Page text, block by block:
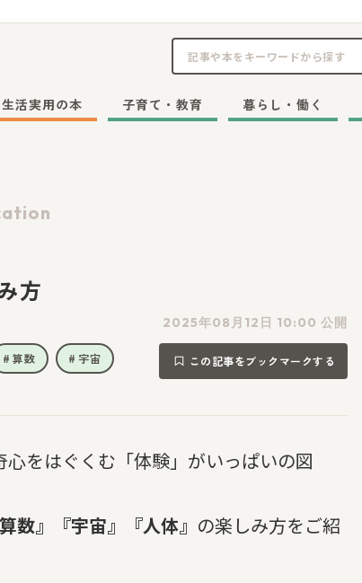
活実用の本 子育て・教育 暮らし・働く
方
2025年08月12日 10:00 公開
算数 宇宙 この記事をブックマークする
をはぐくむ「体験」がいっぱいの図
数』『宇宙』『人体』 の楽しみ方をご紹